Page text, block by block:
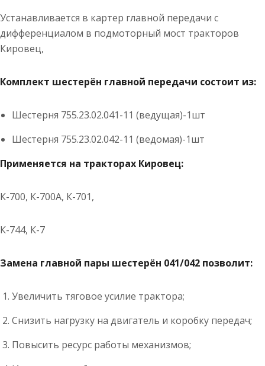
Устанавливается в картер главной передачи с
дифференциалом в подмоторный мост тракторов
Кировец,
Комплект шестерён главной передачи состоит из:
Шестерня 755.23.02.041-11 (ведущая)-1шт
Шестерня 755.23.02.042-11 (ведомая)-1шт
Применяется на тракторах Кировец:
К-700, К-700А, К-701,
К-744, К-7
Замена главной пары шестерён 041/042 позволит:
Увеличить тяговое усилие трактора;
Снизить нагрузку на двигатель и коробку передач;
Повысить ресурс работы механизмов;